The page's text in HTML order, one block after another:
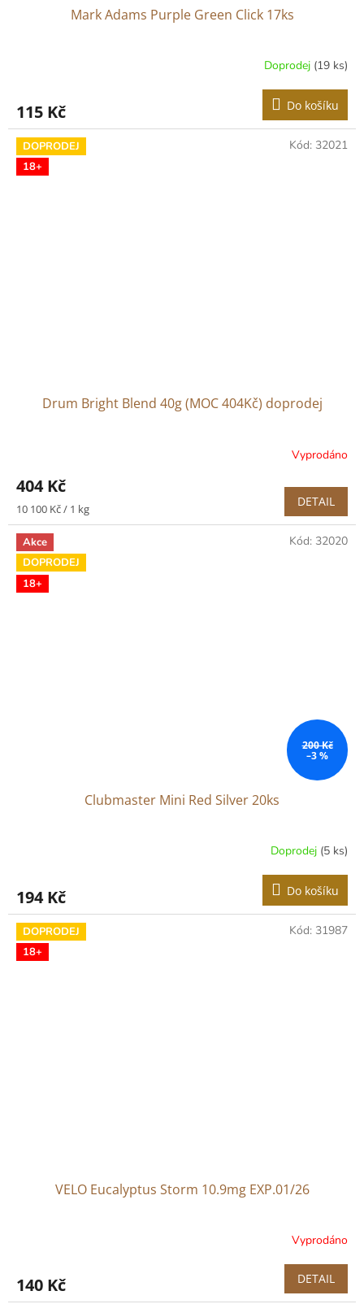
Mark Adams Purple Green Click 17ks
Doprodej (19 ks)
115 Kč Do košíku
DOPRODEJ
18+
Drum Bright Blend 40g (MOC 404Kč) doprodej
Vyprodáno
404 Kč
Měrná
cena:
10 100 Kč / 1 kg DETAIL
Kód: 32021
Akce
DOPRODEJ
18+
200 Kč
–3 %
Clubmaster Mini Red Silver 20ks
Doprodej (5 ks)
194 Kč Do košíku
Kód: 32020
DOPRODEJ
18+
VELO Eucalyptus Storm 10.9mg EXP.01/26
Vyprodáno
140 Kč DETAIL
Kód: 31987